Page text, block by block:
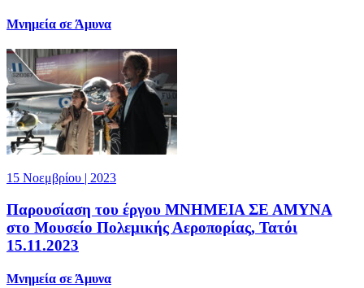
Μνημεία σε Άμυνα
15 Νοεμβρίου | 2023
Παρουσίαση του έργου ΜΝΗΜΕΙΑ ΣΕ ΑΜΥΝΑ
στο Μουσείο Πολεμικής Αεροπορίας, Τατόι
15.11.2023
Μνημεία σε Άμυνα